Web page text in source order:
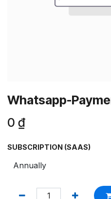
Whatsapp-
0 ₫
SUBSCRIPTION (SAAS)